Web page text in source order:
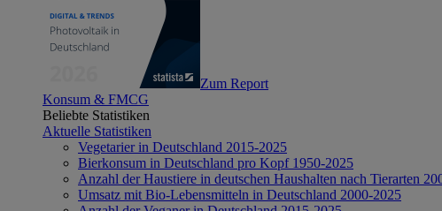
Zum Report
Konsum & FMCG
Beliebte Statistiken
Aktuelle Statistiken
Vegetarier in Deutschland 2015-2025
Bierkonsum in Deutschland pro Kopf 1950-2025
Anzahl der Haustiere in deutschen Haushalten nach Tierarten
Umsatz mit Bio-Lebensmitteln in Deutschland 2000-2025